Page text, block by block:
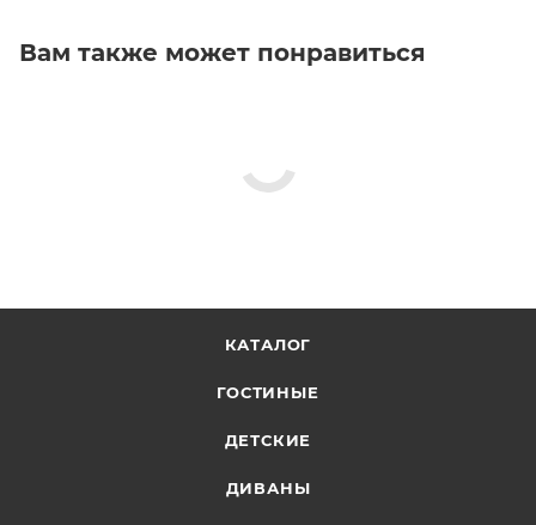
Вам также может понравиться
КАТАЛОГ
ГОСТИНЫЕ
ДЕТСКИЕ
ДИВАНЫ